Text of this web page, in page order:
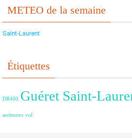
METEO de la semaine
Saint-Laurent
Étiquettes
DR400 Guéret Saint-
aeriennes vol